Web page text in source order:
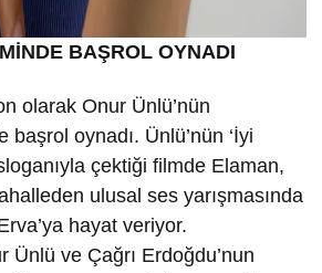
E BAŞROL OYNADI
olarak Onur Ünlü’nün
başrol oynadı. Ünlü’nün ‘İyi
çektiği filmde Elaman,
ulusal ses yarışmasında
hayat veriyor.
Ünlü ve Çağrı Erdoğdu’nun